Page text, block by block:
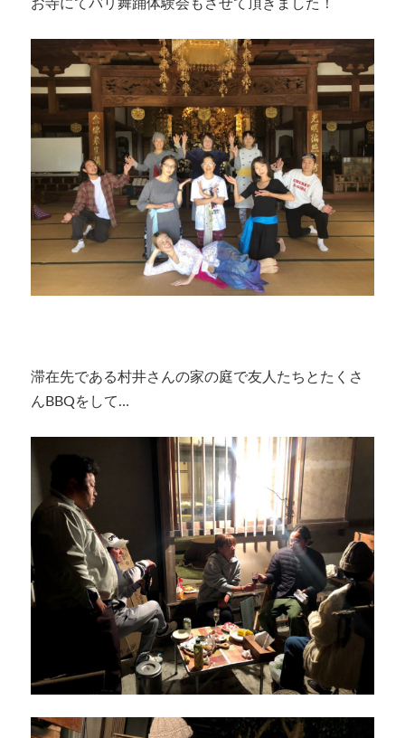
お寺にてバリ舞踊体験会もさせて頂きました！
滞在先である村井さんの家の庭で友人たちとたくさ
んBBQをして…